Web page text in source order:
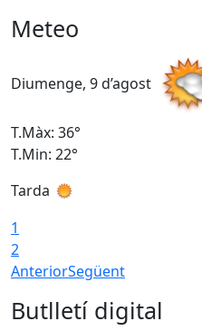
Meteo
Diumenge, 9 d’agost
T.Màx: 36°
T.Min: 22°
Tarda
1
2
AnteriorSegüent
Butlletí digital